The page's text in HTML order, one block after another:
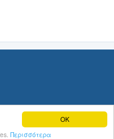
OK
Περισσότερα